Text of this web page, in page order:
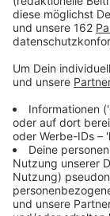
am
Eröffnung ist
Kapelle.
für nur zwei
Anzeige